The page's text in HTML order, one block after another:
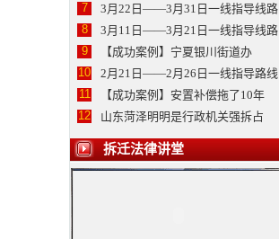
7
3月22日——3月31日一线指导线路
8
3月11日——3月21日一线指导线路
9
【成功案例】宁夏银川街道办
10
2月21日——2月26日一线指导路线
11
【成功案例】安置补偿拖了10年
12
山东菏泽明明是行政机关强拆占
拆迁法律讲堂